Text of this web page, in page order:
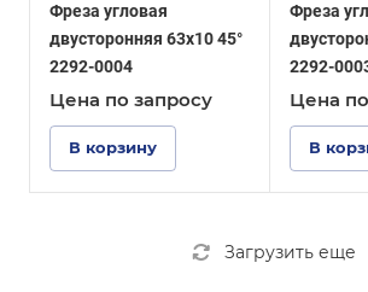
Фреза угловая
двусторонняя 63x10 45°
2292-0004
Цена по запросу
В корзину
Фреза
2292-
Цена
В
Загрузить еще